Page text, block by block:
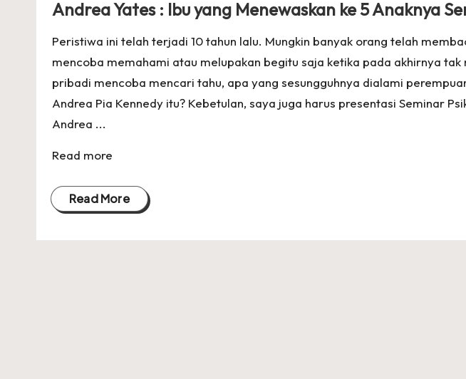
Andrea Yates : Ibu yang Menewaskan ke 5 Anaknya
Peristiwa ini telah terjadi 10 tahun lalu. Mungkin banyak orang telah
mencoba memahami atau melupakan begitu saja ketika pada akhirnya
pribadi mencoba mencari tahu, apa yang sesungguhnya dialami
Andrea Pia Kennedy itu? Kebetulan, saya juga harus presentasi Seminar
Andrea ...
Read more
Read More